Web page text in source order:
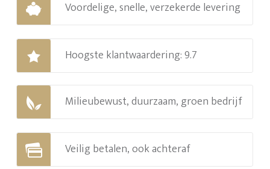
Voordelige, snelle, verzekerde levering
Hoogste klantwaardering: 9.7
Milieubewust, duurzaam, groen bedrijf
Veilig betalen, ook achteraf